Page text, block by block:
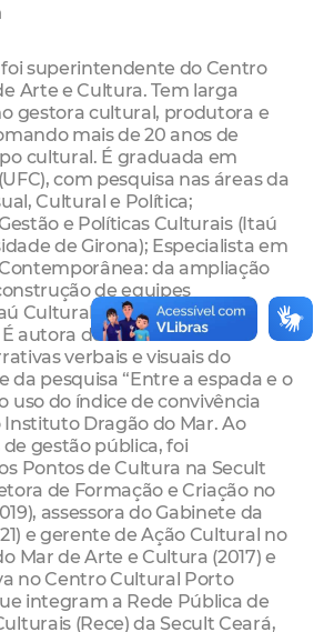
superintendente do Centro
Arte e Cultura. Tem larga
gestora cultural, produtora e
mais de 20 anos de
cultural. É graduada em
com pesquisa nas áreas da
Cultural e Política;
e Políticas Culturais (Itaú
de Girona); Especialista em
da ampliação
de equipes
Cultural/Instituto
autora do livro “Se essa rua
verbais e visuais do
da pesquisa “Entre a espada e o
uso do índice de convivência
Dragão do Mar. Ao
de gestão pública, foi
Pontos de Cultura na Secult
de Formação e Criação no
assessora do Gabinete da
e gerente de Ação Cultural no
Mar de Arte e Cultura (2017) e
no Centro Cultural Porto
integram a Rede Pública de
(Rece) da Secult Ceará,